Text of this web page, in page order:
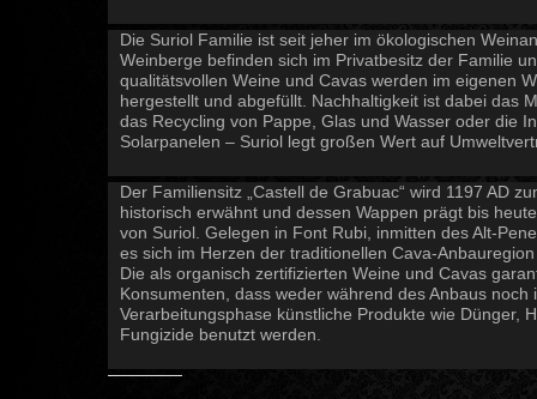
Die Suriol Familie ist seit jeher im ökologischen
Weinberge befinden sich im Privatbesitz der Familie
qualitätsvollen Weine und Cavas werden im eigenen
hergestellt und abgefüllt. Nachhaltigkeit ist dabei das
das Recycling von Pappe, Glas und Wasser oder die
Solarpanelen – Suriol legt großen Wert auf
Der Familiensitz „Castell de Grabuac“ wird 1197 AD
historisch erwähnt und dessen Wappen prägt bis
von Suriol. Gelegen in Font Rubi, inmitten des Alt-
es sich im Herzen der traditionellen Cava-
Die als organisch zertifizierten Weine und Cavas
Konsumenten, dass weder während des Anbaus noch
Verarbeitungsphase künstliche Produkte wie Dünger,
Fungizide benutzt werden.